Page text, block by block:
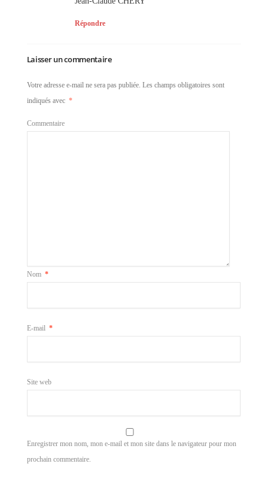
Répondre
Laisser un commentaire
Votre adresse e-mail ne sera pas publiée. Les champs obligatoires sont
indiqués avec *
Commentaire
Nom *
E-mail *
Site web
Enregistrer mon nom, mon e-mail et mon site dans le navigateur pour mon
prochain commentaire.